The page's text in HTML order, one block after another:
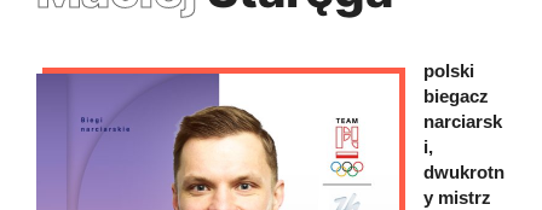
polski
biegacz
narciarsk
i,
dwukrotn
y mistrz